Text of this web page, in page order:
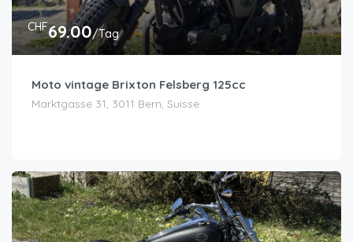
CHF69.00/Tag
Moto vintage Brixton Felsberg 125cc
Marktgasse 31, 3011 Bern, Suisse